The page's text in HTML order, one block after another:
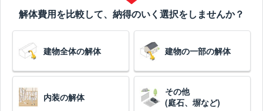
解体費用を比較して、納得のいく選択をしませんか？
建物全体の解体 建物の一部の解体
内装の解体
その他
(庭石、塀など)